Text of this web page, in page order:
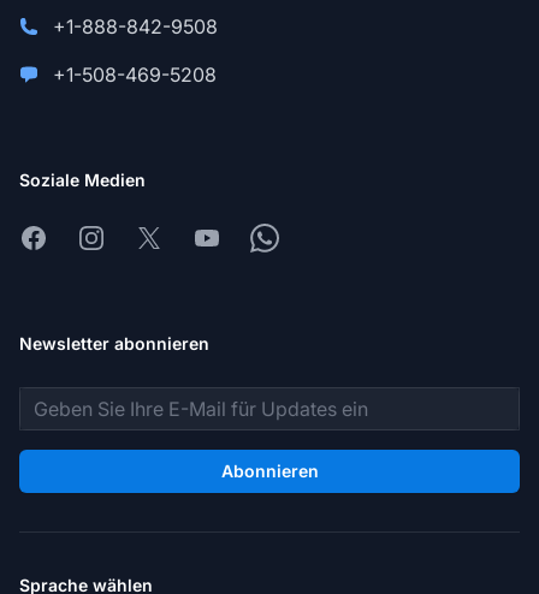
+1-888-842-9508
+1-508-469-5208
Soziale Medien
FacebookInstagram
X YoutubeWhatsapp
Newsletter abonnieren
E-Mail-Adresse
Abonnieren
Sprache wählen